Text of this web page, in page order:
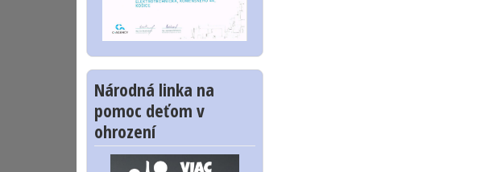
Národná linka na
pomoc deťom v
ohrození